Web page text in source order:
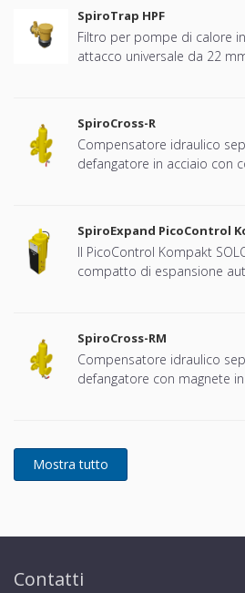
SpiroTrap HPF
Filtro per pompe di calore
attacco universale da 22
SpiroCross-R
Compensatore idraulico
defangatore in acciaio con
SpiroExpand PicoControl
Il PicoControl Kompakt
compatto di espansione
SpiroCross-RM
Compensatore idraulico
defangatore con magnete
Contatti